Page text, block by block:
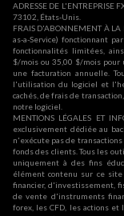
ADRESSE DE L'ENTREPRISE
73102, États-Unis.
FRAIS D'ABONNEMENT À
as-a-Service) fonctionnant
fonctionnalités limitées,
$/mois ou 35,00 $/mois
une facturation annuelle.
l'utilisation du logiciel et
cachés, de frais de
notre logiciel.
MENTIONS LÉGALES ET
exclusivement dédiée au
n'exécute pas de
fonds des clients. Tous les
uniquement à des fins
élément contenu sur ce
financier, d'investissement,
de vente d'instruments
forex, les CFD, les actions